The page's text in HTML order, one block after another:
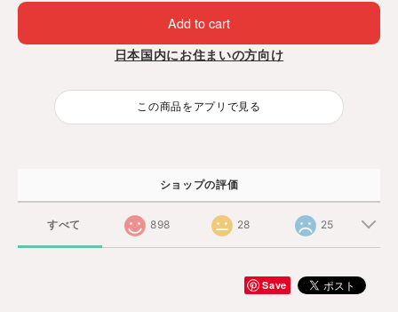
Add to cart
日本国内にお住まいの方向け
この商品をアプリで見る
ショップの評価
すべて 898 28 25
Save